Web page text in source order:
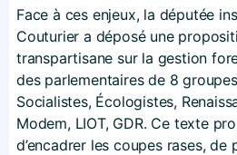
Face à ces enjeux, la députée
Couturier a déposé une
transpartisane sur la gestion
des parlementaires de 8
Socialistes, Écologistes,
Modem, LIOT, GDR. Ce texte
d’encadrer les coupes rases, de